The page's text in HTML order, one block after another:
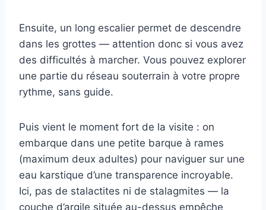
Ensuite, un long escalier permet de descendre
dans les grottes — attention donc si vous avez
des difficultés à marcher. Vous pouvez explorer
une partie du réseau souterrain à votre propre
rythme, sans guide.
Puis vient le moment fort de la visite : on
embarque dans une petite barque à rames
(maximum deux adultes) pour naviguer sur une
eau karstique d’une transparence incroyable.
Ici, pas de stalactites ni de stalagmites — la
couche d’argile située au-dessus empêche